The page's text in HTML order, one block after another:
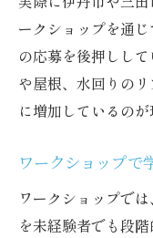
ークショップを通
の応募を後押しし
や屋根、水回りの
に増加しているのが
ワークショップで
ワークショップで
を未経験者でも段